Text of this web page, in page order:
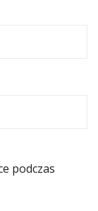
podczas